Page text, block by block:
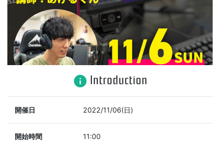
info Introduction
開催日 2022/11/06(日)
開始時間 11:00